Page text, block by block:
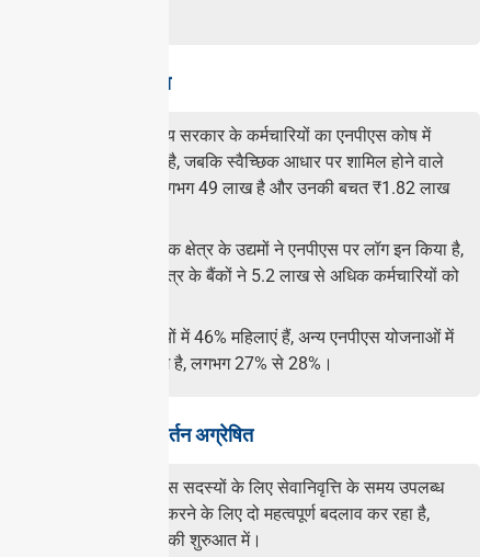
एनपीएस से संबंधित डेटा
लगभग 53 लाख राज्य सरकार के कर्मचारियों का एनपीएस कोष में
लगभग 44% हिस्सा है, जबकि स्वैच्छिक आधार पर शामिल होने वाले
सदस्यों की संख्या लगभग 49 लाख है और उनकी बचत ₹1.82 लाख
66 केंद्रीय सार्वजनिक क्षेत्र के उद्यमों ने एनपीएस पर लॉग इन किया है,
जबकि सार्वजनिक क्षेत्र के बैंकों ने 5.2 लाख से अधिक कर्मचारियों को
जबकि एपीवाई सदस्यों में 46% महिलाएं हैं, अन्य एनपीएस योजनाओं में
यह अनुपात बहुत कम है, लगभग 27% से 28%।
पीएफआरडीए द्वारा परिवर्तन अग्रेषित
पीएफआरडीए एनपीएस सदस्यों के लिए सेवानिवृत्ति के समय उपलब्ध
विकल्पों का विस्तार करने के लिए दो महत्वपूर्ण बदलाव कर रहा है,
संभवतः अगले महीने की शुरुआत में।